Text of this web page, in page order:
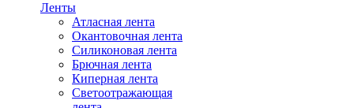
Ленты
Атласная лента
Окантовочная лента
Силиконовая лента
Брючная лента
Киперная лента
Светоотражающая